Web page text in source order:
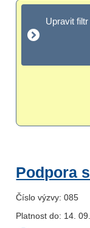
Upravit filtr
Upravit filtr
Podpora
Číslo výzvy: 085
Platnost do: 14.